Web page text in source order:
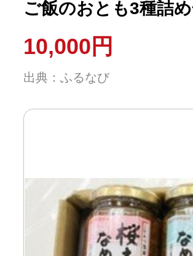
はじめるバイブ
よくあるご質問
問い合わせ
ご飯のおとも3種詰
10,000円
出典：ふるなび